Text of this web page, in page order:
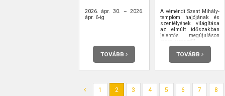
2026. ápr. 30. – 2026.
ápr. 6-ig
TOVÁBB
A véméndi Szent Mihály-
templom hajójának és
szentélyének világítása
az elmúlt időszakban
jelentős megújuláson
ment keresztül.
TOVÁBB
1 2 3 4 5 6 7 8